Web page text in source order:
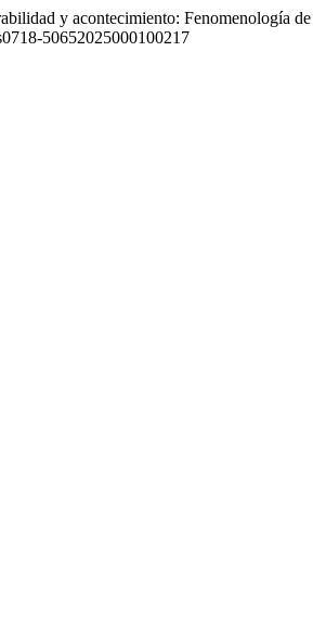
y acontecimiento: Fenomenología
50652025000100217